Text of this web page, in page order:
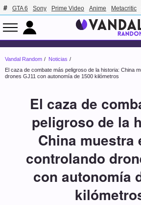
GTA 6 Sony Prime Video Anime Metacritic
Vandal Random
Noticias
El caza de combate más peligroso de la historia: China
drones GJ11 con autonomía de 1500 kilómetros
El caza de
peligroso de la
China muestra
controlando
con autonomía